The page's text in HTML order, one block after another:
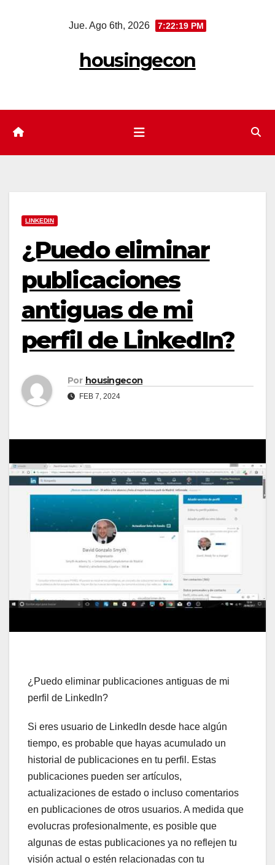
Jue. Ago 6th, 2026 7:22:20 PM
housingecon
LINKEDIN
¿Puedo eliminar
publicaciones
antiguas de mi
perfil de LinkedIn?
Por housingecon
FEB 7, 2024
¿Puedo eliminar publicaciones antiguas de mi
perfil de LinkedIn?
Si eres usuario de LinkedIn desde hace algún
tiempo, es probable que hayas acumulado un
historial de publicaciones en tu perfil. Estas
publicaciones pueden ser artículos,
actualizaciones de estado o incluso comentarios
en publicaciones de otros usuarios. A medida que
evolucras profesionalmente, es posible que
algunas de estas publicaciones ya no reflejen tu
visión actual o estén relacionadas con tu